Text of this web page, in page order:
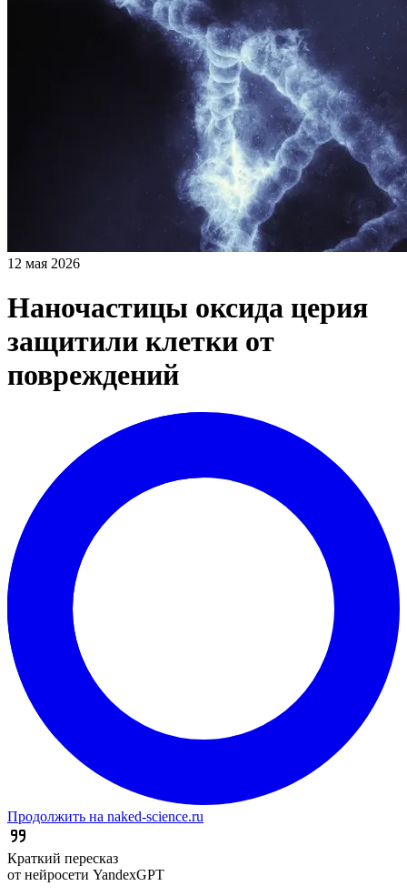
12 мая 2026
Наночастицы оксида церия
защитили клетки от
повреждений
Продолжить на naked-science.ru
Краткий пересказ
от нейросети YandexGPT